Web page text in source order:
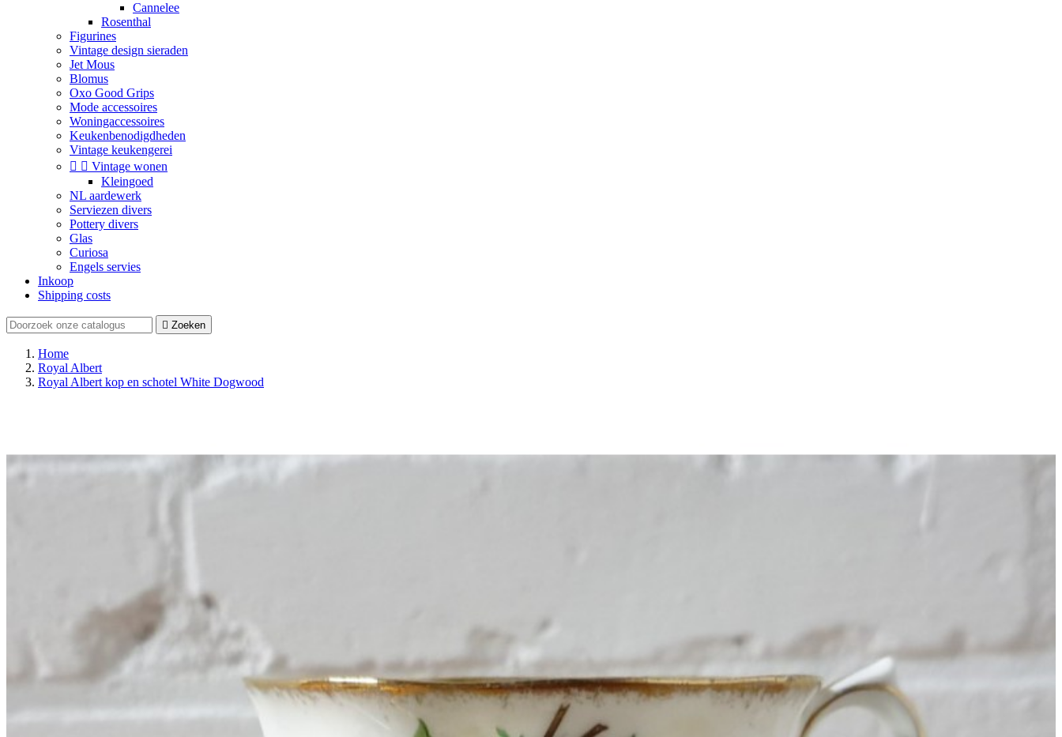
Cannelee
Rosenthal
Figurines
Vintage design sieraden
Jet Mous
Blomus
Oxo Good Grips
Mode accessoires
Woningaccessoires
Keukenbenodigdheden
Vintage keukengerei
  Vintage wonen
Kleingoed
NL aardewerk
Serviezen divers
Pottery divers
Glas
Curiosa
Engels servies
Inkoop
Shipping costs
 Zoeken
Home
Royal Albert
Royal Albert kop en schotel White Dogwood